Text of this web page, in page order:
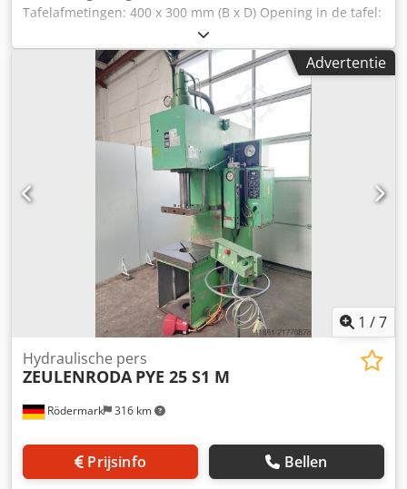
Tafelafmetingen: 400 x 300 mm (B x D) Opening in de tafel:
Ø 133mm Stotermaat: Ø 70mm Projectie: 178 mm Credpfx
Alsvxvtxefsf Inbouwhoogte: 240 mm (slag boven) Slag:
1...100 mm Gewicht: ca. 480 kg Aandrijfvermogen: 2,2 kW
Gemengd • hydraulisch aangedreven • Slagfrequentie
traploos instelbaar • met beschermkap voor inlegwerk met
veilig gereedschap • met in hoogte verstelbare
montagebeugel (voeding optioneel)
Advertentie
1 /7
Rödermark 316 km
Hydraulische pers
ZEULENRODA PYE 25 S1 M
Prijsinfo Bellen